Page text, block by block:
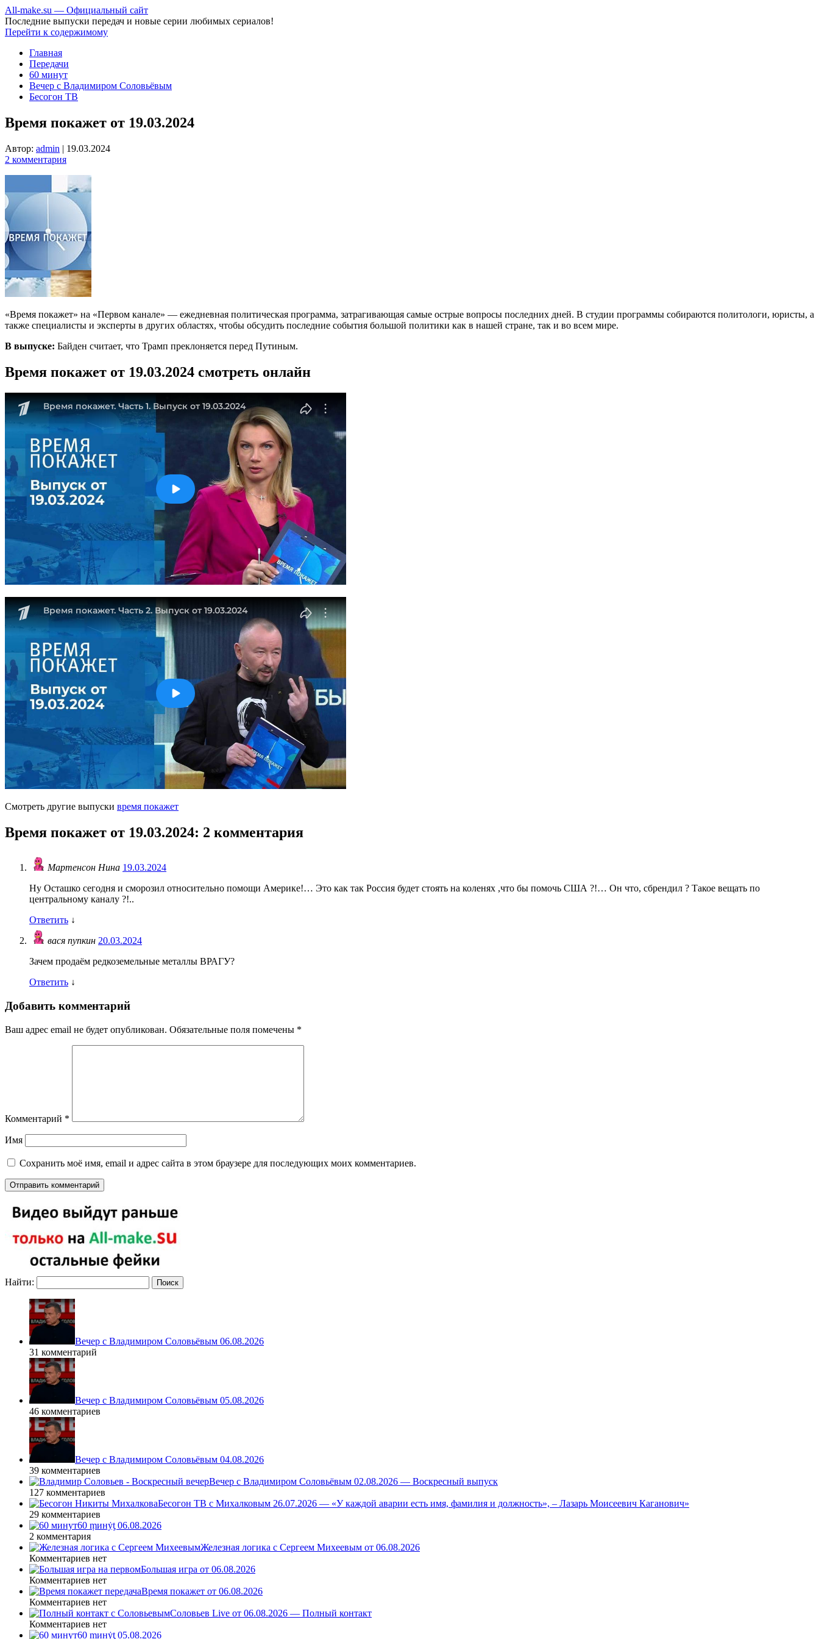
All-make.su — Официальный сайт
Последние выпуски передач и новые серии любимых сериалов!
Перейти к содержимому
Главная
Передачи
60 минут
Вечер с Владимиром Соловьёвым
Бесогон ТВ
Время покажет от 19.03.2024
Автор: admin | 19.03.2024
2 комментария
«Время покажет» на «Первом канале» — ежедневная политическая программа, затрагивающая самые острые вопросы последних дней. В студии программы собираются политологи, юристы, а
также специалисты и эксперты в других областях, чтобы обсудить последние события большой политики как в нашей стране, так и во всем мире.
В выпуске: Байден считает, что Трамп преклоняется перед Путиным.
Время покажет от 19.03.2024 смотреть онлайн
Смотреть другие выпуски время покажет
Время покажет от 19.03.2024: 2 комментария
Мартенсон Нина 19.03.2024
Ну Осташко сегодня и сморозил относительно помощи Америке!… Это как так Россия будет стоять на коленях ,что бы помочь США ?!… Он что, сбрендил ? Такое вещать по
центральному каналу ?!..
Ответить ↓
вася пупкин 20.03.2024
Зачем продаём редкоземельные металлы ВРАГУ?
Ответить ↓
Добавить комментарий
Ваш адрес email не будет опубликован. Обязательные поля помечены *
Комментарий *
Имя
Сохранить моё имя, email и адрес сайта в этом браузере для последующих моих комментариев.
Найти:
Вечер с Владимиром Соловьёвым 06.08.2026
31 комментарий
Вечер с Владимиром Соловьёвым 05.08.2026
46 комментариев
Вечер с Владимиром Соловьёвым 04.08.2026
39 комментариев
Вечер с Владимиром Соловьёвым 02.08.2026 — Воскресный выпуск
127 комментариев
Бесогон ТВ с Михалковым 26.07.2026 — «У каждой аварии есть имя, фамилия и должность», – Лазарь Моисеевич Каганович»
29 комментариев
60 ṃинẏƫ 06.08.2026
2 комментария
Железная логика с Сергеем Михеевым от 06.08.2026
Комментариев нет
Большая игра от 06.08.2026
Комментариев нет
Время покажет от 06.08.2026
Комментариев нет
Соловьев Live от 06.08.2026 — Полный контакт
Комментариев нет
60 ṃинẏƫ 05.08.2026